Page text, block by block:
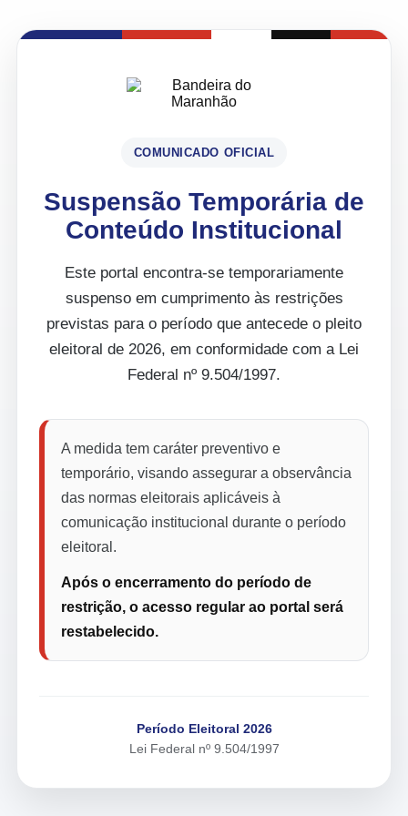
COMUNICADO OFICIAL
Suspensão Temporária de
Conteúdo Institucional
Este portal encontra-se temporariamente
suspenso em cumprimento às restrições
previstas para o período que antecede o pleito
eleitoral de 2026, em conformidade com a Lei
Federal nº 9.504/1997.
A medida tem caráter preventivo e
temporário, visando assegurar a observância
das normas eleitorais aplicáveis à
comunicação institucional durante o período
eleitoral.
Após o encerramento do período de
restrição, o acesso regular ao portal será
restabelecido.
Período Eleitoral 2026
Lei Federal nº 9.504/1997